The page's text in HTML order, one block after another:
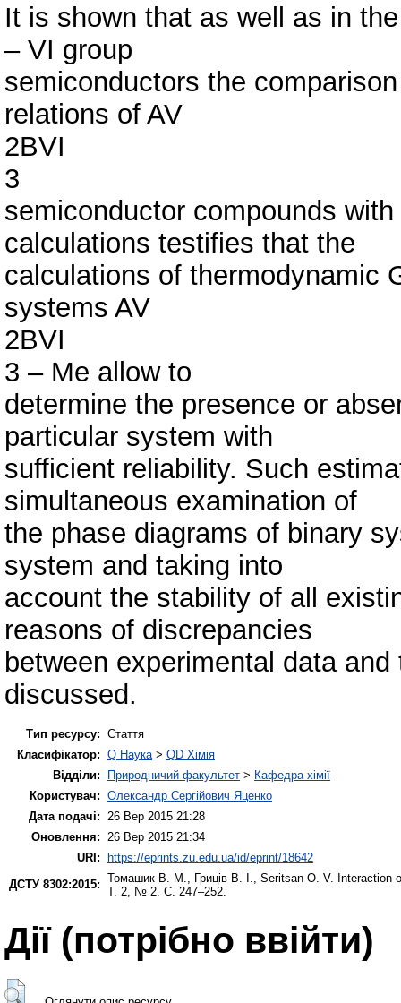
It is shown that as well as in
– VI group
semiconductors the
relations of AV
2BVI
3
semiconductor compounds
calculations testifies that the
calculations of thermodynamic
systems AV
2BVI
3 – Me allow to
determine the presence or
particular system with
sufficient reliability. Such
simultaneous examination of
the phase diagrams of binary
system and taking into
account the stability of all
reasons of discrepancies
between experimental data
discussed.
Тип ресурсу: Стаття
Класифікатор: Q Наука > QD Хімія
Відділи:
Природничий факультет > Кафедра хімії
Користувач: Олександр Сергійович Яценко
Дата подачі:
26 Вер 2015 21:28
Оновлення:
26 Вер 2015 21:34
URI: https://eprints.zu.edu.ua/id/eprint/18642
ДСТУ 8302:2015: Томашик В. М. Гриців В. І. Seritsan O. V. Interaction
Т. 2, № 2. С. 247–252.
Дії ​​(потрібно ввійти)